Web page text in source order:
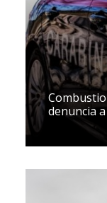
denuncia